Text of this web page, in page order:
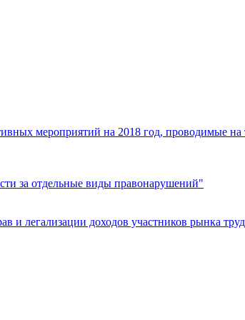
мероприятий на 2018 год, проводимые
за отдельные виды правонарушений"
и легализации доходов участников рынка